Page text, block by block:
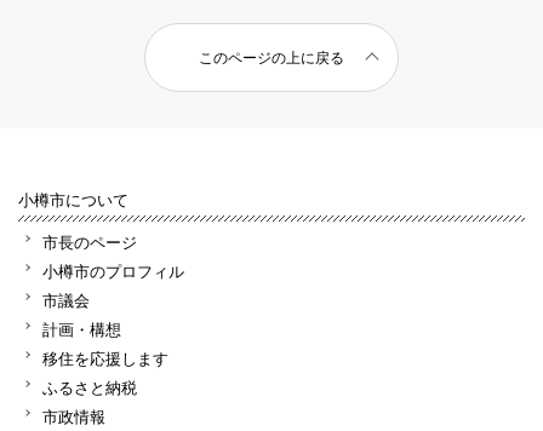
このページの上に戻る
小樽市について
市長のページ
小樽市のプロフィル
市議会
計画・構想
移住を応援します
ふるさと納税
市政情報